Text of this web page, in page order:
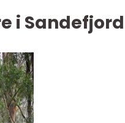
i Sandefjord